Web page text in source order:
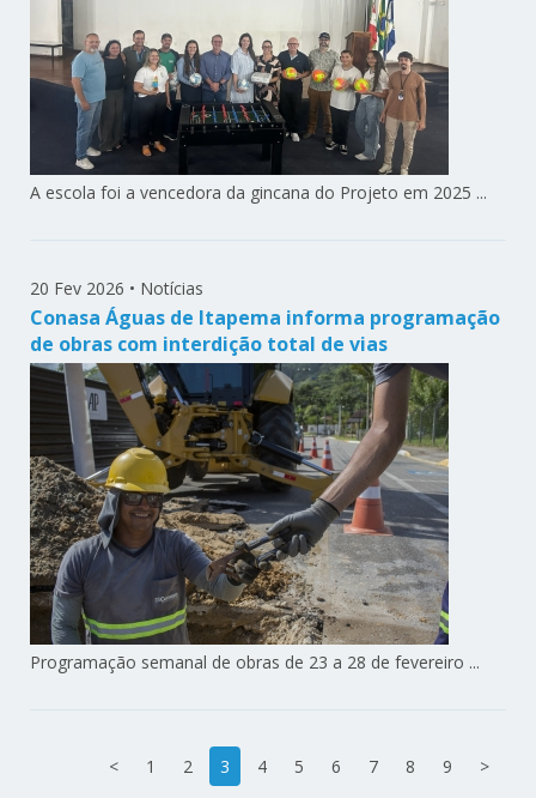
A escola foi a vencedora da gincana do Projeto em 2025 ...
20 Fev 2026 • Notícias
Conasa Águas de Itapema informa programação
de obras com interdição total de vias
Programação semanal de obras de 23 a 28 de fevereiro ...
< 1 2 3 4 5 6 7 8 9 >